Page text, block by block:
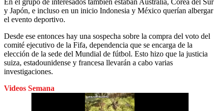
y Japón, e incluso en un inicio Indonesia y México querían albergar
el evento deportivo.
Desde ese entonces hay una sospecha sobre la compra del voto del
comité ejecutivo de la Fifa, dependencia que se encarga de la
elección de la sede del Mundial de fútbol. Esto hizo que la justicia
suiza, estadounidense y francesa llevarán a cabo varias
investigaciones.
Videos Semana